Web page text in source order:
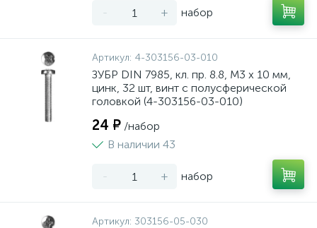
- + набор
Артикул: 4-303156-03-010
ЗУБР DIN 7985, кл. пр. 8.8, M3 х 10 мм,
цинк, 32 шт, винт с полусферической
головкой (4-303156-03-010)
24 ₽ /набор
В наличии 43
- + набор
Артикул: 303156-05-030